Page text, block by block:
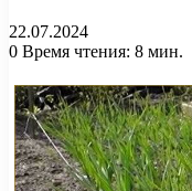
22.07.2024
0 Время чтения: 8 мин.